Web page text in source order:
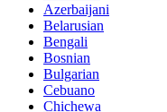
Azerbaijani
Belarusian
Bengali
Bosnian
Bulgarian
Cebuano
Chichewa